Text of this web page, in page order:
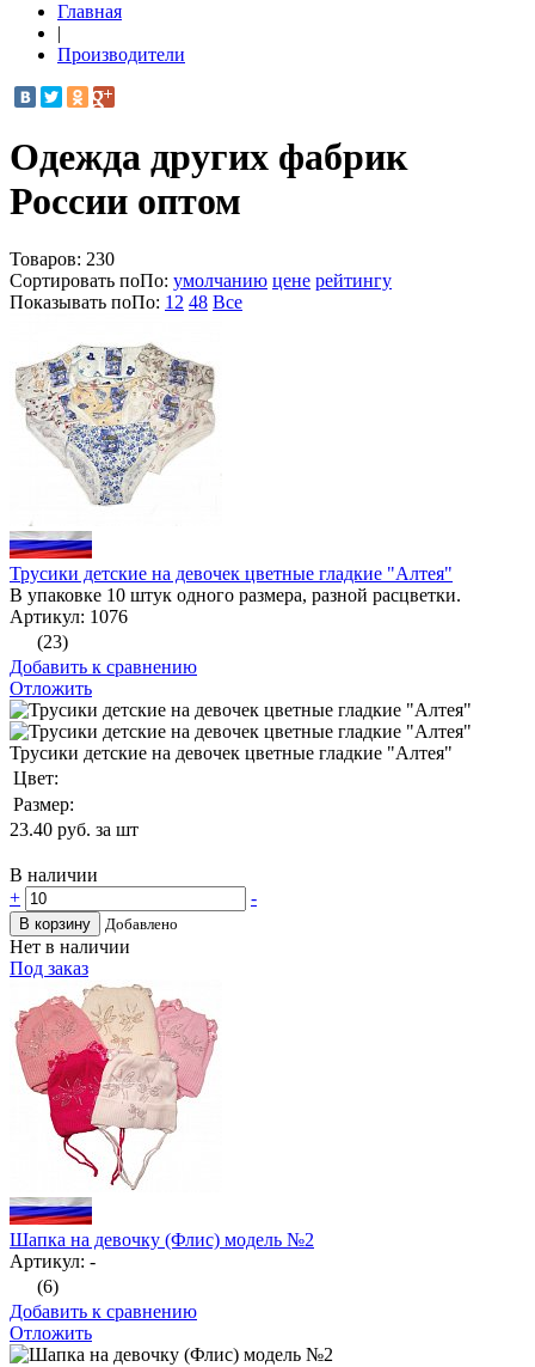
Главная
|
Производители
Одежда других фабрик
России оптом
Товаров: 230
Сортировать поПо: умолчанию цене рейтингу
Показывать поПо: 12 48 Все
Трусики детские на девочек цветные гладкие "Алтея"
В упаковке 10 штук одного размера, разной расцветки.
Артикул: 1076
(23)
Добавить к сравнению
Отложить
Трусики детские на девочек цветные гладкие "Алтея"
Цвет:
Размер:
23.40 руб. за шт
В наличии
+
-
В корзину Добавлено
Нет в наличии
Под заказ
Шапка на девочку (Флис) модель №2
Артикул: -
(6)
Добавить к сравнению
Отложить